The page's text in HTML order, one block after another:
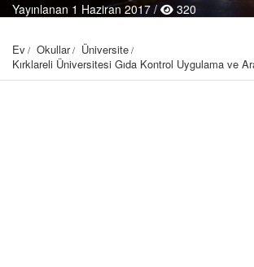
Yayınlanan 1 Haziran 2017 / 320
Ev Okullar
Üniversite
Kırklareli Üniversitesi Gıda Kontrol Uygulama ve